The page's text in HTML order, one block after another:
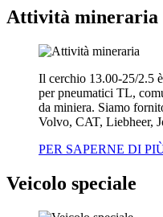
Attività mineraria
Il cerchio 13.00-25/2.5
per pneumatici TL,
da miniera. Siamo
Volvo, CAT, Liebheer,
PER SAPERNE DI
Veicolo speciale